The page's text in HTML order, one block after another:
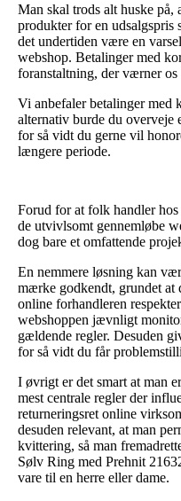
Man skal trods alt huske på,
produkter for en
det undertiden være en
webshop. Betalinger med
foranstaltning, der værner
Vi anbefaler betalinger med
alternativ burde du
for så vidt du gerne vil
længere periode.
Forud for at folk handler
de utvivlsomt gennemløbe
dog bare et omfattende
En nemmere løsning kan
mærke godkendt, grundet at
online forhandleren
webshoppen jævnligt
gældende regler. Desuden
for så vidt du får
I øvrigt er det smart at man
mest centrale regler der
returneringsret online
desuden relevant, at man
kvittering, så man
Sølv Ring med Prehnit
vare til en herre eller dame.